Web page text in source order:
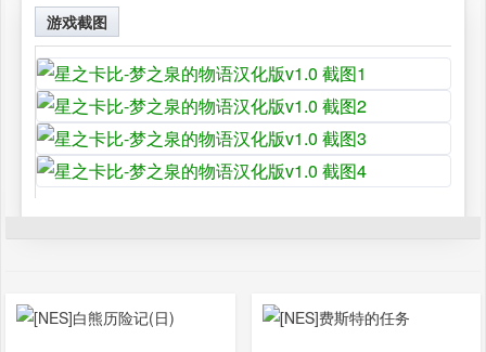
游戏截图